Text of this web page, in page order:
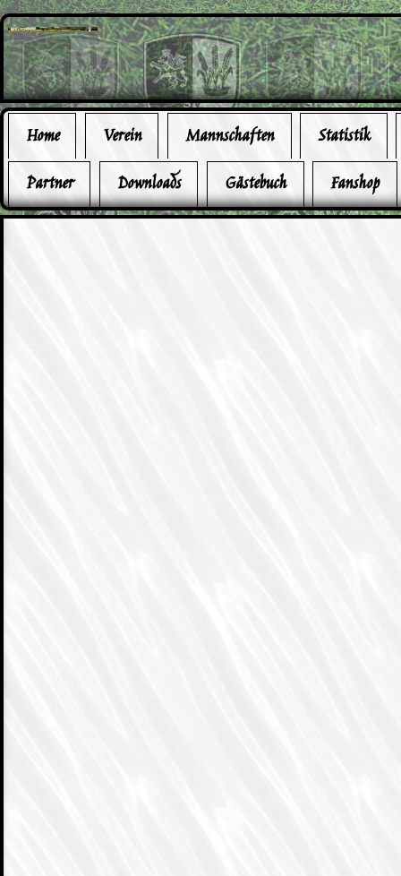
Home Verein Mannschaften
Statistik
Partner
Downloads Gästebuch Fanshop